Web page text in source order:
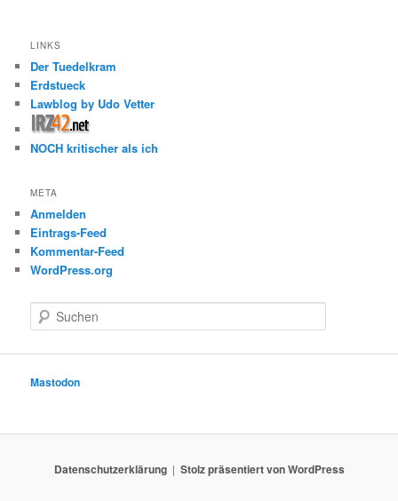
LINKS
Der Tuedelkram
Erdstueck
Lawblog by Udo Vetter
NOCH kritischer als ich
META
Anmelden
Eintrags-Feed
Kommentar-Feed
WordPress.org
u
e
Mastodon
Datenschutzerklärung Stolz präsentiert von WordPress